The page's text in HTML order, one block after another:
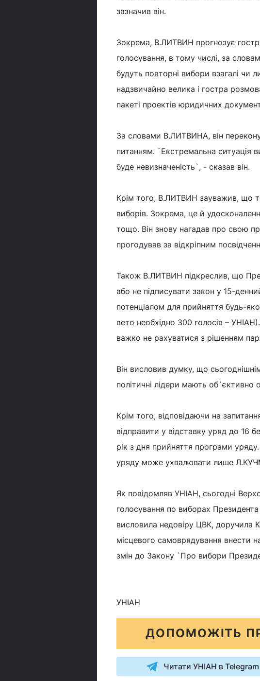
зазначив він.
Зокрема, В.ЛИТВИН прогнозує
голосування, в тому числі, за
будуть повторні вибори взагалі чи
надзвичайно велика і гостра
пакеті проектів юридичних
За словами В.ЛИТВИНА, він
питанням. `Екстремальна ситуація
буде невизначеність`, - сказав він.
Крім того, В.ЛИТВИН зауважив, що
виборів. Зокрема, це й
тощо. Він знову нагадав про свою
прогодував за відкріпним
Також В.ЛИТВИН підкреслив, що
або не підписувати закон у 15-
потенціалом для прийняття будь-
вето необхідно 300 голосів –
важко не рахуватися з рішенням
Він висловив думку, що
політичні лідери мають об`єктивно
Крім того, відповідаючи на
відправити у відставку уряд до 16
рік з дня прийняття програми
уряду може ухвалювати лише
Як повідомляв УНІАН, сьогодні
голосування по виборах
висловила недовіру ЦВК, доручила
місцевого самоврядування внести
змін до Закону `Про вибори
УНІАН
ДОПОМОЖІТЬ
Читати УНІАН в Telegram